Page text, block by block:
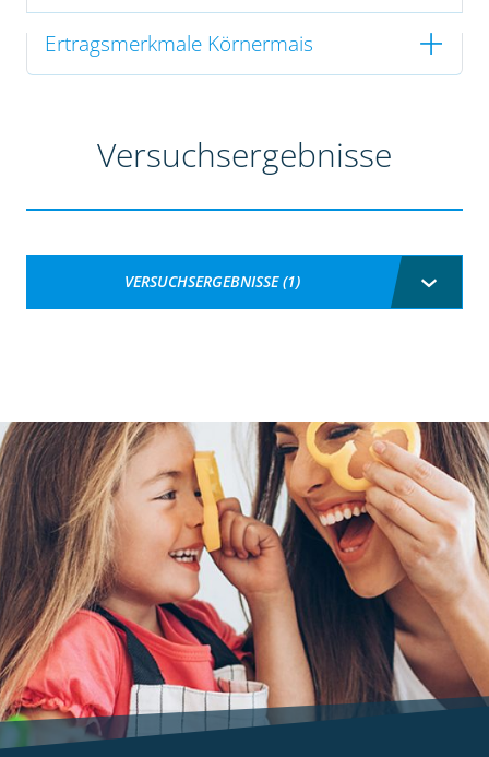
Ertragsmerkmale Körnermais
Versuchsergebnisse
VERSUCHSERGEBNISSE (1)